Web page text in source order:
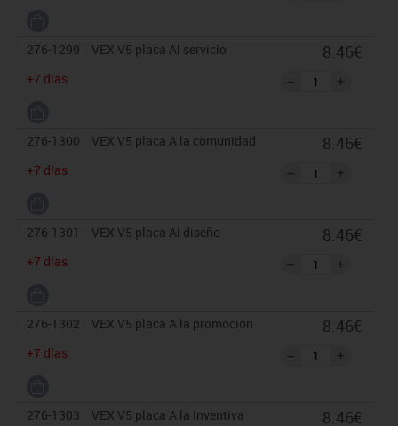
276-1299
VEX V5 placa Al servicio
+7 días
8.46€
276-1300
VEX V5 placa A la comunidad
+7 días
8.46€
276-1301
VEX V5 placa Al diseño
+7 días
8.46€
276-1302
VEX V5 placa A la promoción
+7 días
8.46€
276-1303
VEX V5 placa A la inventiva
8.46€